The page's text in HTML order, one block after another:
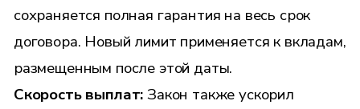
сохраняется полная гарантия на весь срок
договора. Новый лимит применяется к вкладам,
размещенным после этой даты.
Скорость выплат:Закон также ускорил